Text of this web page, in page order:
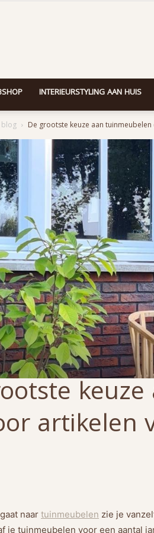
INTERIEURSTYLING AAN HUIS
blog De grootste keuze aan
artikelen
naar tuinmeubelen zie je
je tuinmeubelen voor een aantal